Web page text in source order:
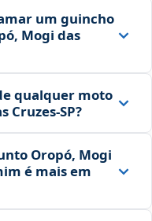
um guincho
Mogi das
qualquer moto
Oropó, Mogi
é mais em